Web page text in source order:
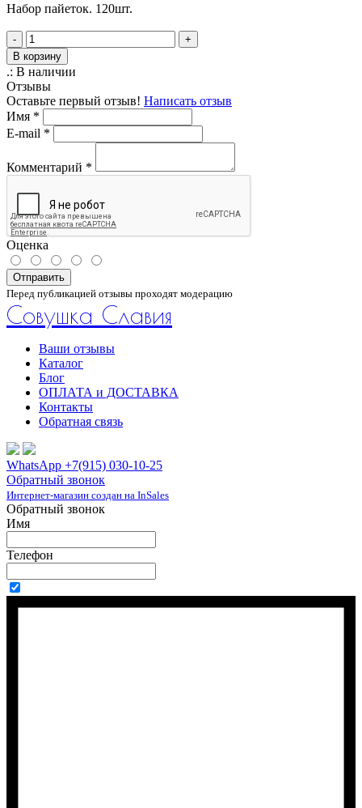
Набор пайеток. 120шт.
-
+
В корзину
.: В наличии
Отзывы
Оставьте первый отзыв! Написать отзыв
Имя *
E-mail *
Комментарий *
Оценка
Отправить
Перед публикацией отзывы проходят модерацию
Совушка Славия
Ваши отзывы
Каталог
Блог
ОПЛАТА и ДОСТАВКА
Контакты
Обратная связь
WhatsApp +7(915) 030-10-25
Обратный звонок
Интернет-магазин создан на InSales
Обратный звонок
Имя
Телефон